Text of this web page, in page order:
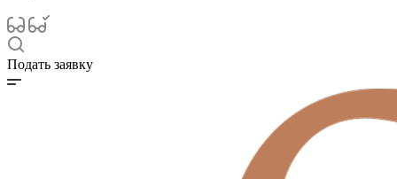
Подать заявку